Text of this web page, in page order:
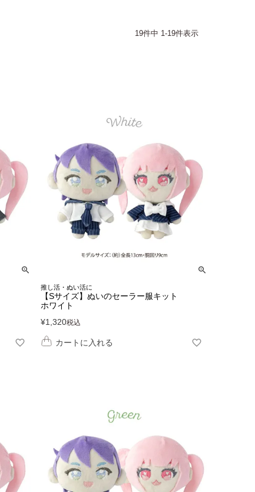
19件中 1-19件表示
推し活・ぬい活に
【Sサイズ】ぬいのセーラー服キット
ホワイト
¥1,320税込
カートに入れる